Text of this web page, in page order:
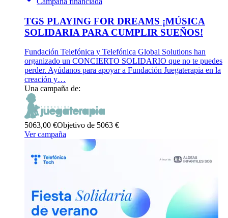
TGS PLAYING FOR DREAMS ¡MÚSICA
SOLIDARIA PARA CUMPLIR SUEÑOS!
Fundación Telefónica y Telefónica Global Solutions han
organizado un CONCIERTO SOLIDARIO que no te puedes
perder. Ayúdanos para apoyar a Fundación Juegaterapia en la
creación y…
Una campaña de:
5063,00 €Objetivo de 5063 €
Ver campaña